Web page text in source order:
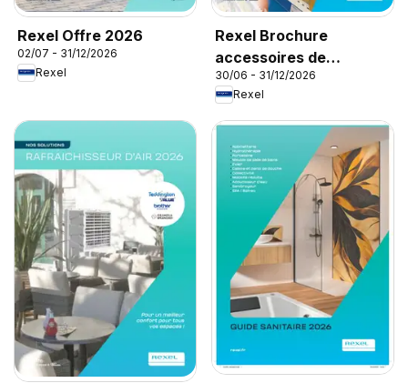
Rexel Offre 2026
02/07 - 31/12/2026
Rexel
Rexel Brochure
accessoires de
climatisation
30/06 - 31/12/2026
Rexel